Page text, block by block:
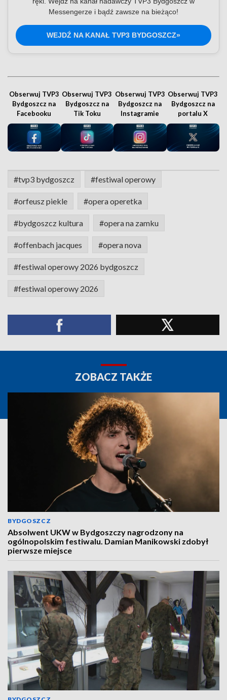
Messengerze i bądź zawsze na bieżąco!
WEJDŹ NA KANAŁ TVP3 BYDGOSZCZ»
Obserwuj TVP3
Bydgoszcz na
Facebooku
Obserwuj TVP3
Bydgoszcz na
Tik Toku
Obserwuj TVP3
Bydgoszcz na
Instagramie
Obserwuj TVP3
Bydgoszcz na
portalu X
#tvp3 bydgoszcz #festiwal operowy
#orfeusz piekle #opera operetka
#bydgoszcz kultura #opera na zamku
#offenbach jacques #opera nova
#festiwal operowy 2026 bydgoszcz
#festiwal operowy 2026
ZOBACZ TAKŻE
BYDGOSZCZ
Absolwent UKW w Bydgoszczy nagrodzony na
ogólnopolskim festiwalu. Damian Manikowski zdobył
pierwsze miejsce